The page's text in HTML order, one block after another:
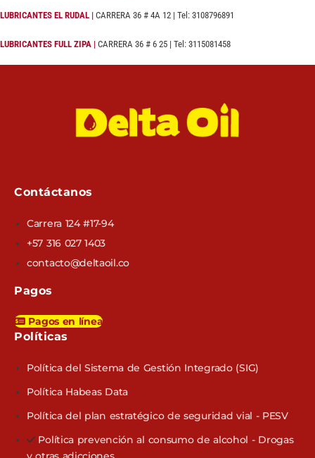
LUBRICANTES EL RUDAL | CARRERA 36 # 4A 12 | Tel: 3108796891
LUBRICANTES FULL ZIPA | CARRERA 36 # 6 25 | Tel: 3115081458
Contáctanos
Carrera 124 #17-94
+57 316 027 1403
contacto@deltaoil.co
Pagos
Pagos en línea
Políticas​
Política del Sistema de Gestión Integrado (SIG)
Política Habeas Data
Política del plan estratégico de seguridad vial - PESV
Política prevención al consumo de alcohol - Drogas